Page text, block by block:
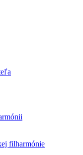
filharmónie